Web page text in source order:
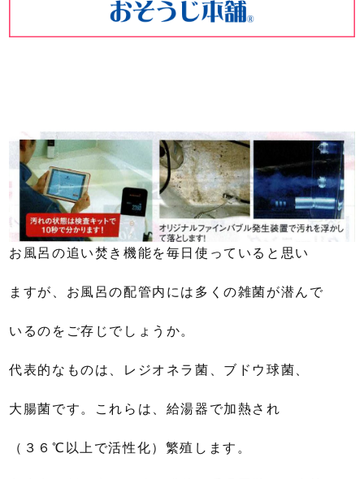
お風呂の追い焚き機能を毎日使っていると思い
ますが、お風呂の配管内には多くの雑菌が潜んで
いるのをご存じでしょうか。
代表的なものは、レジオネラ菌、ブドウ球菌、
大腸菌です。これらは、給湯器で加熱され
（３６℃以上で活性化）繁殖します。